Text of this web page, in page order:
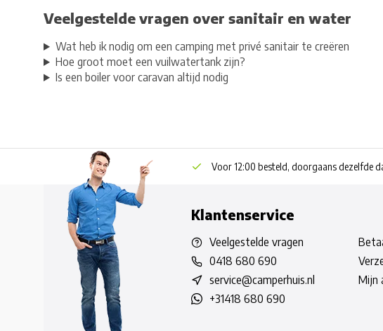
Veelgestelde vragen over sanitair en water
Wat heb ik nodig om een camping met privé sanitair te creëren
Hoe groot moet een vuilwatertank zijn?
Is een boiler voor caravan altijd nodig
Voor 12:00 besteld, doorgaans dezelfde
Klantenservice
Veelgestelde vragen
0418 680 690
service@camperhuis.nl
+31418 680 690
Mijn